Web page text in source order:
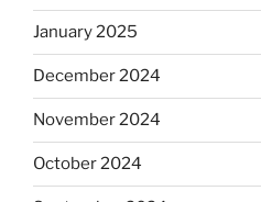
January 2025
December 2024
November 2024
October 2024